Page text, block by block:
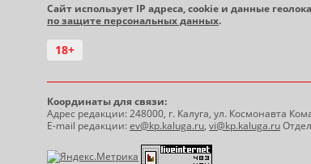
Сайт использует IP адреса, cookie и данные
по защите персональных данных.
18+
Координаты для связи:
Адрес редакции: 248000, г. Калуга, ул. Космонавта
E-mail редакции:ev@kp.kaluga.ru, vi@kp.kaluga.ru